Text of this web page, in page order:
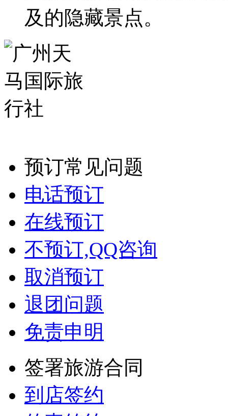
丹霞山以“色如渥丹、
文结合最新交通、门
到访的游客梳理3天2
及的隐藏景点。
预订常见问题
电话预订
在线预订
不预订,QQ咨询
取消预订
退团问题
免责申明